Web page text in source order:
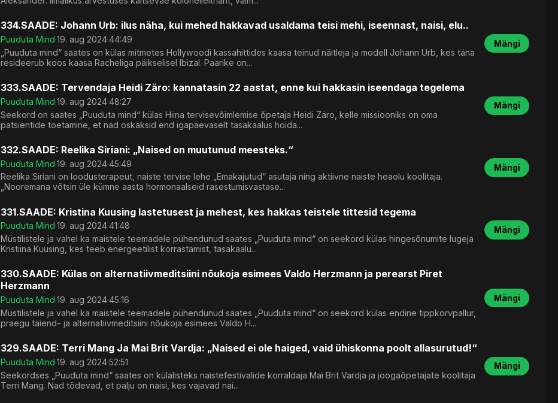
334.SAADE: Johann Urb: ilus näha, kui mehed hakkavad usaldama teisi mehi, iseennast, naisi, elu..
Puuduta Mind·19. aug 2024·44:49
„Puuduta mind“ saates on külas mitmetes Hollywoodi kassahittides kaasa teinud näitleja ja modell Johann Urb, kes täna
resideerub koos kaasa Racheliga päikselisel Ibizal. Paarike on...
Mängi
333.SAADE: Tervendaja Heidi Zäro: kannatasin 22 aastat, enne kui hakkasin iseendaga tegelema
Puuduta Mind·19. aug 2024·48:27
Seekord on saates „Puuduta mind“ külas Hiina tervisevõimlemise õpetaja Heidi Zäro, kelle missiooniks on oma
patsientide toetamine, et nad oskaksid end igapäevaselt tasakaalus hoida...
Mängi
332.SAADE: Reelika Siriani: „Naised on muutunud meesteks.“
Puuduta Mind·19. aug 2024·45:49
Reelika Siriani on loodusterapeut, naiste tervise lehe „Emakajutud“ asutaja ning aktiivne naiste heaolu koolitaja.
„Nooremana võtsin üle kümne aasta hormonaalseid rasestumisvastase...
Mängi
331.SAADE: Kristina Kuusing lastetusest ja mehest, kes hakkas teistele tittesid tegema
Puuduta Mind·19. aug 2024·41:48
Müstilistele ja vahel ka maistele teemadele pühendunud saates „Puuduta mind“ on seekord külas hingesõnumite lugeja
Kristiina Kuusing, kes teeb energeetilist korrastamist, tasakaalu...
Mängi
330.SAADE: Külas on alternatiivmeditsiini nõukoja esimees Valdo Herzmann ja perearst Piret
Herzmann
Puuduta Mind·19. aug 2024·45:16
Müstilistele ja vahel ka maistele teemadele pühendunud saates „Puuduta mind“ on seekord külas endine tippkorvpallur,
praegu täiend- ja alternatiivmeditsiini nõukoja esimees Valdo H...
Mängi
329.SAADE: Terri Mang Ja Mai Brit Vardja: „Naised ei ole haiged, vaid ühiskonna poolt allasurutud!“
Puuduta Mind·19. aug 2024·52:51
Seekordses „Puuduta mind“ saates on külalisteks naistefestivalide korraldaja Mai Brit Vardja ja joogaõpetajate koolitaja
Terri Mang. Nad tõdevad, et palju on naisi, kes vajavad nai...
Mängi